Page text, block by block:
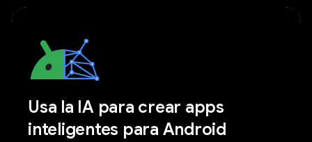
Usa la IA para crear apps
inteligentes para Android